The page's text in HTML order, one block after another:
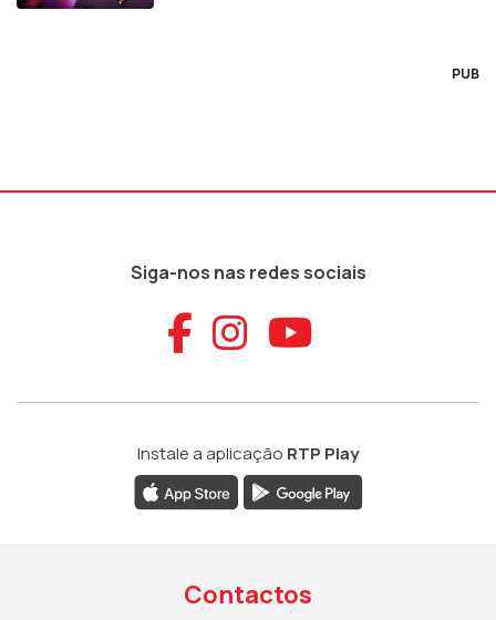
PUB
Siga-nos nas redes sociais
Aceder ao
Aceder ao
Aceder
Instale a aplicação RTP Play
Contactos